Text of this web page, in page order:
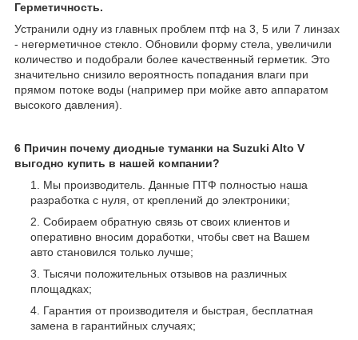
Герметичность.
Устранили одну из главных проблем птф на 3, 5 или 7 линзах
- негерметичное стекло. Обновили форму стела, увеличили
количество и подобрали более качественный герметик. Это
значительно снизило вероятность попадания влаги при
прямом потоке воды (например при мойке авто аппаратом
высокого давления).
6 Причин почему диодные туманки на Suzuki Alto V
выгодно купить в нашей компании?
Мы производитель. Данные ПТФ полностью наша
разработка с нуля, от креплений до электроники;
Собираем обратную связь от своих клиентов и
оперативно вносим доработки, чтобы свет на Вашем
авто становился только лучше;
Тысячи положительных отзывов на различных
площадках;
Гарантия от производителя и быстрая, бесплатная
замена в гарантийных случаях;